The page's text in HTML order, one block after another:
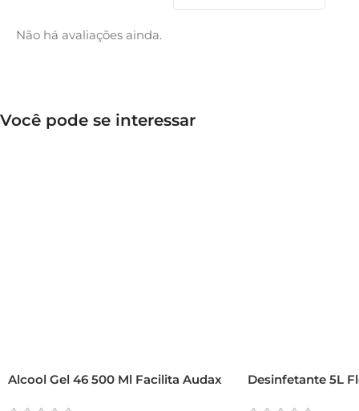
Não há avaliações ainda.
Você pode se interessar
Alcool Gel 46 500 Ml Facilita Audax Desinfetante 5L